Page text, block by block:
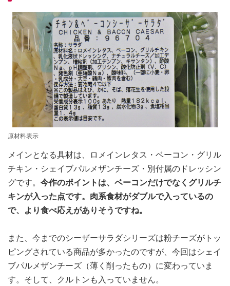
原材料表示
メインとなる具材は、ロメインレタス・ベーコン・グリル
チキン・シェイブパルメザンチーズ・別付属のドレッシン
グです。 今作のポイントは、ベーコンだけでなくグリルチ
キンが入った点です。肉系食材がダブルで入っているの
で、より食べ応えがありそうですね。
また、今までのシーザーサラダシリーズは粉チーズがトッ
ピングされている商品が多かったのですが、今回はシェイ
ブパルメザンチーズ（薄く削ったもの）に変わっていま
す。そして、クルトンも入っていません。